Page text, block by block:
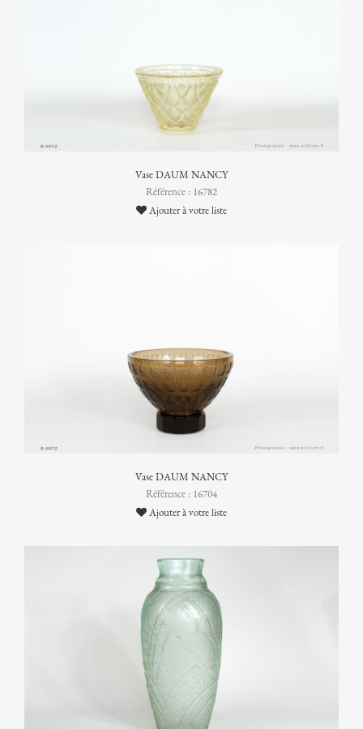
Vase DAUM NANCY
Référence : 16782
Ajouter à votre liste
Vase DAUM NANCY
Référence : 16704
Ajouter à votre liste